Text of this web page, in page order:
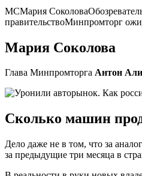
МСМария
правительствоМинпромторг
Мария Соколова
Глава Минпромторга Антон
Сколько машин
Дело даже не в том, что за
за предыдущие три месяца в